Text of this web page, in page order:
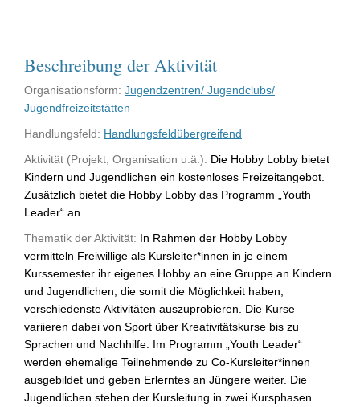
Beschreibung der Aktivität
Organisationsform: Jugendzentren/ Jugendclubs/
Jugendfreizeitstätten
Handlungsfeld: Handlungsfeldübergreifend
Aktivität (Projekt, Organisation u.ä.): Die Hobby Lobby bietet
Kindern und Jugendlichen ein kostenloses Freizeitangebot.
Zusätzlich bietet die Hobby Lobby das Programm „Youth
Leader“ an.
Thematik der Aktivität: In Rahmen der Hobby Lobby
vermitteln Freiwillige als Kursleiter*innen in je einem
Kurssemester ihr eigenes Hobby an eine Gruppe an Kindern
und Jugendlichen, die somit die Möglichkeit haben,
verschiedenste Aktivitäten auszuprobieren. Die Kurse
variieren dabei von Sport über Kreativitätskurse bis zu
Sprachen und Nachhilfe. Im Programm „Youth Leader“
werden ehemalige Teilnehmende zu Co-Kursleiter*innen
ausgebildet und geben Erlerntes an Jüngere weiter. Die
Jugendlichen stehen der Kursleitung in zwei Kursphasen